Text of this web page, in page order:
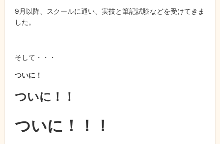
9月以降、スクールに通い、実技と筆記試験などを受けてきま
した。
そして・・・
ついに！
ついに！！
ついに！！！